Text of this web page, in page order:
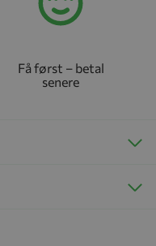
Få først – betal
senere